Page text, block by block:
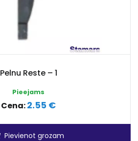
Pelnu Reste – 1
Pieejams
Cena:2.55 €
Pievienot grozam